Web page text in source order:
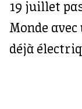
19 juillet
Monde
déjà